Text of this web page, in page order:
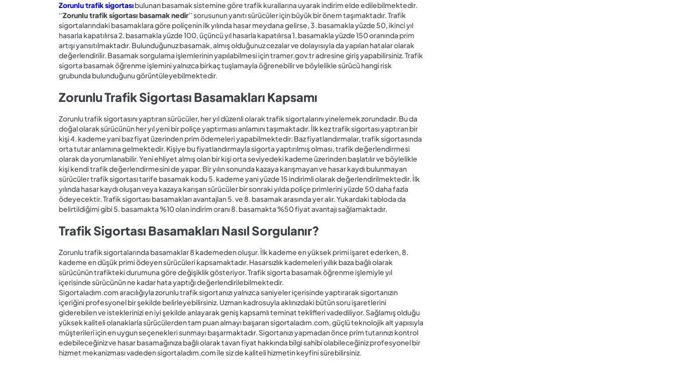
Zorunlu trafik sigortasıbulunan basamak sistemine göre trafik kurallarına uyarak indirim elde edilebilmektedir.
‘’Zorunlu trafik sigortası basamak nedir’’ sorusunun yanıtı sürücüler için büyük bir önem taşımaktadır. Trafik
sigortalarındaki basamaklara göre poliçenin ilk yılında hasar meydana gelirse, 3. basamakla yüzde 50, ikinci yıl
hasarla kapatılırsa 2. basamakla yüzde 100, üçüncü yıl hasarla kapatılırsa 1. basamakla yüzde 150 oranında prim
artışı yansıtılmaktadır. Bulunduğunuz basamak, almış olduğunuz cezalar ve dolayısıyla da yapılan hatalar olarak
değerlendirilir. Basamak sorgulama işlemlerinin yapılabilmesi için tramer.gov.tr adresine giriş yapabilirsiniz. Trafik
sigorta basamak öğrenme işlemini yalnızca birkaç tuşlamayla öğrenebilir ve böylelikle sürücü hangi risk
grubunda bulunduğunu görüntüleyebilmektedir.
Zorunlu Trafik Sigortası Basamakları Kapsamı
Zorunlu trafik sigortasını yaptıran sürücüler, her yıl düzenli olarak trafik sigortalarını yinelemek zorundadır. Bu da
doğal olarak sürücünün her yıl yeni bir poliçe yaptırması anlamını taşımaktadır. İlk kez trafik sigortası yaptıran bir
kişi 4. kademe yani baz fiyat üzerinden prim ödemeleri yapabilmektedir. Baz fiyatlandırmalar, trafik sigortasında
orta tutar anlamına gelmektedir. Kişiye bu fiyatlandırmayla sigorta yaptırılmış olması, trafik değerlendirmesi
olarak da yorumlanabilir. Yeni ehliyet almış olan bir kişi orta seviyedeki kademe üzerinden başlatılır ve böylelikle
kişi kendi trafik değerlendirmesini de yapar. Bir yılın sonunda kazaya karışmayan ve hasar kaydı bulunmayan
sürücüler trafik sigortası tarife basamak kodu 5. kademe yani yüzde 15 indirimli olarak değerlendirilmektedir. İlk
yılında hasar kaydı oluşan veya kazaya karışan sürücüler bir sonraki yılda poliçe primlerini yüzde 50 daha fazla
ödeyecektir. Trafik sigortası basamakları avantajları 5. ve 8. basamak arasında yer alır. Yukardaki tabloda da
belirtildiğimi gibi 5. basamakta %10 olan indirim oranı 8. basamakta %50 fiyat avantajı sağlamaktadır.
Trafik Sigortası Basamakları Nasıl Sorgulanır?
Zorunlu trafik sigortalarında basamaklar 8 kademeden oluşur. İlk kademe en yüksek primi işaret ederken, 8.
kademe en düşük primi ödeyen sürücüleri kapsamaktadır. Hasarsızlık kademeleri yıllık baza bağlı olarak
sürücünün trafikteki durumuna göre değişiklik gösteriyor. Trafik sigorta basamak öğrenme işlemiyle yıl
içerisinde sürücünün ne kadar hata yaptığı değerlendirilebilmektedir.
Sigortaladım.com aracılığıyla zorunlu trafik sigortanızı yalnızca saniyeler içerisinde yaptırarak sigortanızın
içeriğini profesyonel bir şekilde belirleyebilirsiniz. Uzman kadrosuyla aklınızdaki bütün soru işaretlerini
giderebilen ve isteklerinizi en iyi şekilde anlayarak geniş kapsamlı teminat teklifleri vadediliyor. Sağlamış olduğu
yüksek kaliteli olanaklarla sürücülerden tam puan almayı başaran sigortaladım.com, güçlü teknolojik alt yapısıyla
müşterileri için en uygun seçenekleri sunmayı başarmaktadır. Sigortanızı yapmadan önce prim tutarınızı kontrol
edebileceğiniz ve hasar basamağınıza bağlı olarak tavan fiyat hakkında bilgi sahibi olabileceğiniz profesyonel bir
hizmet mekanizması vadeden sigortaladım.com ile siz de kaliteli hizmetin keyfini sürebilirsiniz.